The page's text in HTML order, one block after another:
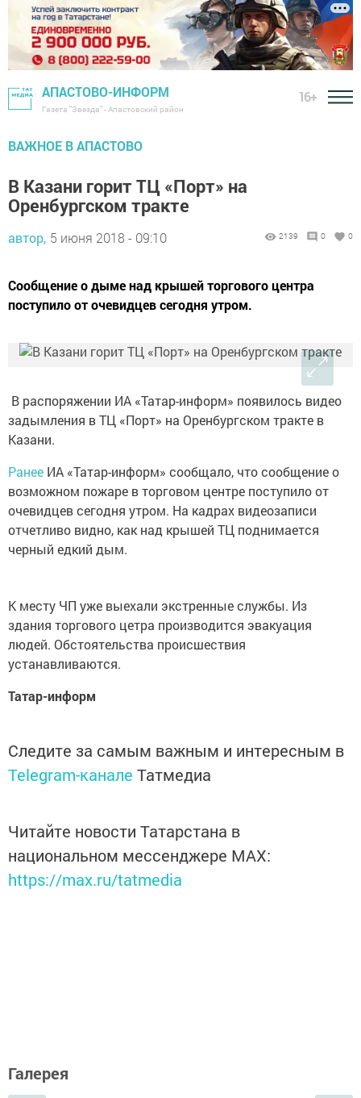
АПАСТОВО-ИНФОРМ
Газета "Звезда" - Апастовский район
16+
ВАЖНОЕ В АПАСТОВО
В Казани горит ТЦ «Порт» на
Оренбургском тракте
автор, 5 июня 2018 - 09:10 2139 0 0
Сообщение о дыме над крышей торгового центра
поступило от очевидцев сегодня утром.
В распоряжении ИА «Татар-информ» появилось видео
задымления в ТЦ «Порт» на Оренбургском тракте в
Казани.
Ранее ИА «Татар-информ» сообщало, что сообщение о
возможном пожаре в торговом центре поступило от
очевидцев сегодня утром. На кадрах видеозаписи
отчетливо видно, как над крышей ТЦ поднимается
черный едкий дым.
К месту ЧП уже выехали экстренные службы. Из
здания торгового цетра производится эвакуация
людей. Обстоятельства происшествия
устанавливаются.
Татар-информ
Следите за самым важным и интересным в
Telegram-канале Татмедиа
Читайте новости Татарстана в
национальном мессенджере MАХ:
https://max.ru/tatmedia
Галерея